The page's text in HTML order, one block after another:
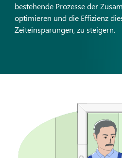
bestehende Prozesse der
optimieren und die Effizienz
Zeiteinsparungen, zu steigern.